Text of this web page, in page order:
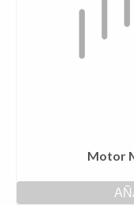
Motor